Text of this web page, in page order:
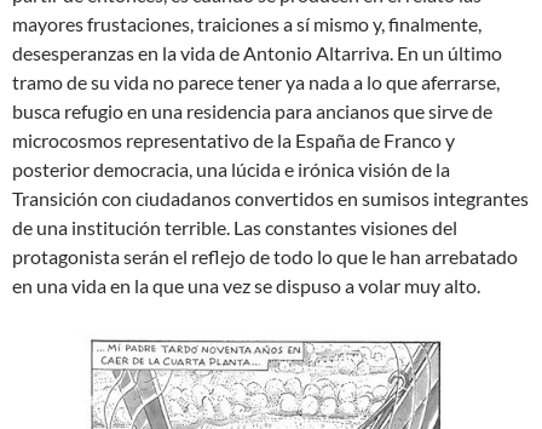
mayores frustaciones, traiciones a sí mismo y, finalmente,
desesperanzas en la vida de Antonio Altarriva. En un último
tramo de su vida no parece tener ya nada a lo que aferrarse,
busca refugio en una residencia para ancianos que sirve de
microcosmos representativo de la España de Franco y
posterior democracia, una lúcida e irónica visión de la
Transición con ciudadanos convertidos en sumisos integrantes
de una institución terrible. Las constantes visiones del
protagonista serán el reflejo de todo lo que le han arrebatado
en una vida en la que una vez se dispuso a volar muy alto.